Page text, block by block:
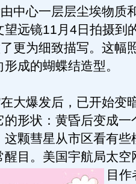
中心一层层尘埃物质
远镜11月4日拍摄到
更为细致描写。这幅
成的蝴蝶结造型。
大爆发后，已开始变
的形状：黄昏后变成一
这颗彗星从市区看有些
目。 美国宇航局太空
目作